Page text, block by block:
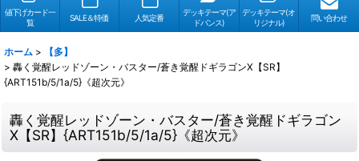
値下げカード一
覧
SALE＆特価 人気定番
デッキテーマ(ア
ドバンス)
デッキテーマ(オ
リジナル)
問い合わせ
ホーム >
【多】
> 轟く覚醒レッドゾーン・バスター/蒼き覚醒ドギラゴンX【SR】
{ART151b/5/1a/5}《超次元》
轟く覚醒レッドゾーン・バスター/蒼き覚醒ドギラゴン
X【SR】{ART151b/5/1a/5}《超次元》